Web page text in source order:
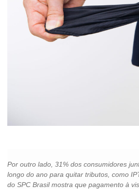
Por outro lado, 31% dos consumidores
longo do ano para quitar tributos, como
do SPC Brasil mostra que pagamento à